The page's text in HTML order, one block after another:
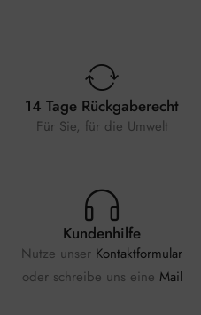
14 Tage Rückgaberecht
Für Sie, für die Umwelt
Kundenhilfe
Nutze unser Kontaktformular
oder schreibe uns eine Mail